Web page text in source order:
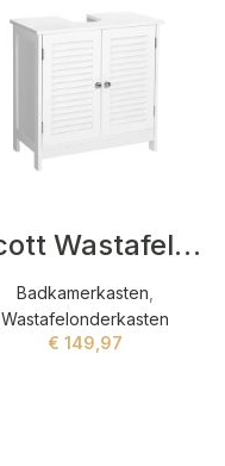
Alcott Wastafelonderkasten Wit
Badkamerkasten
Wastafelonderkasten
€ 149,97